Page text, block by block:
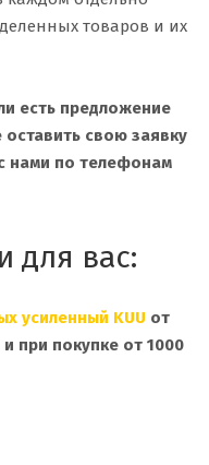
товаров и их
есть предложение
свою заявку
нами по телефонам
для вас:
усиленный KUU от
при покупке от 1000